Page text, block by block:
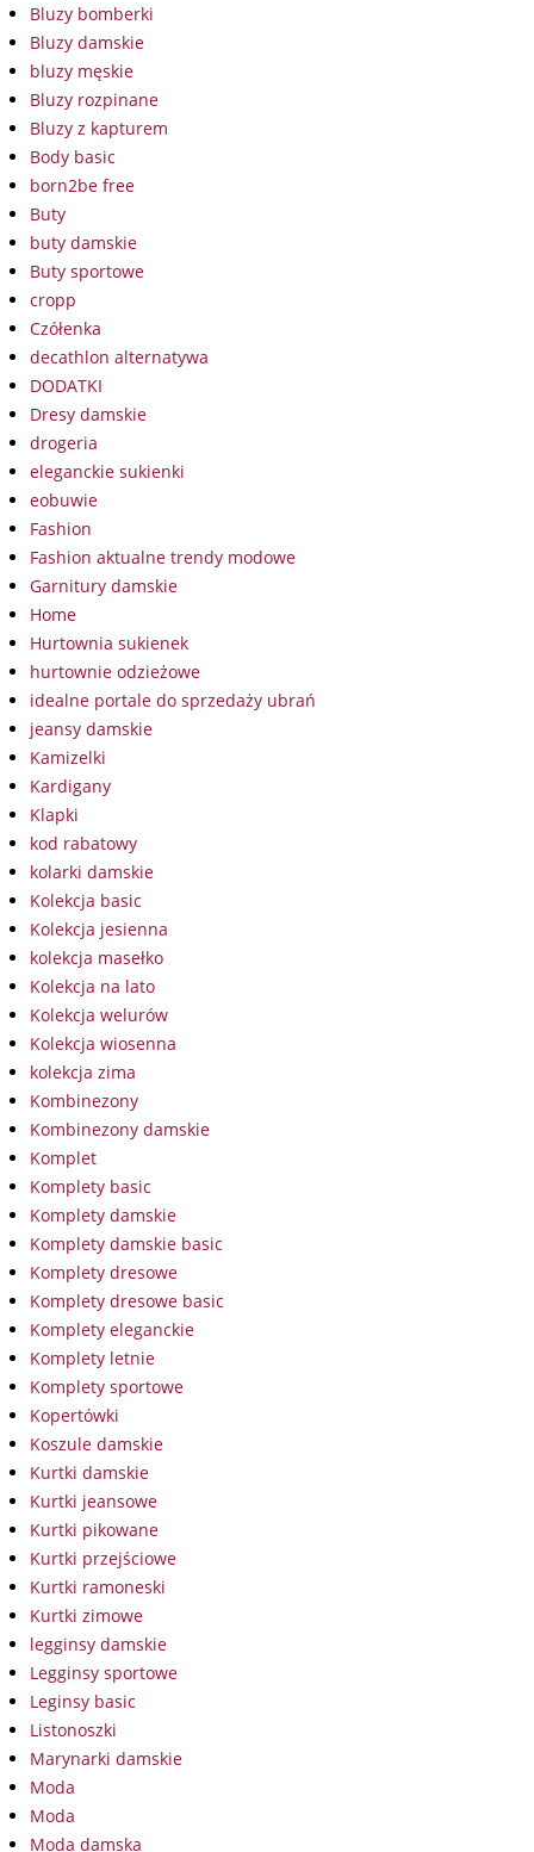
Bluzy bomberki
Bluzy damskie
bluzy męskie
Bluzy rozpinane
Bluzy z kapturem
Body basic
born2be free
Buty
buty damskie
Buty sportowe
cropp
Czółenka
decathlon alternatywa
DODATKI
Dresy damskie
drogeria
eleganckie sukienki
eobuwie
Fashion
Fashion aktualne trendy modowe
Garnitury damskie
Home
Hurtownia sukienek
hurtownie odzieżowe
idealne portale do sprzedaży ubrań
jeansy damskie
Kamizelki
Kardigany
Klapki
kod rabatowy
kolarki damskie
Kolekcja basic
Kolekcja jesienna
kolekcja masełko
Kolekcja na lato
Kolekcja welurów
Kolekcja wiosenna
kolekcja zima
Kombinezony
Kombinezony damskie
Komplet
Komplety basic
Komplety damskie
Komplety damskie basic
Komplety dresowe
Komplety dresowe basic
Komplety eleganckie
Komplety letnie
Komplety sportowe
Kopertówki
Koszule damskie
Kurtki damskie
Kurtki jeansowe
Kurtki pikowane
Kurtki przejściowe
Kurtki ramoneski
Kurtki zimowe
legginsy damskie
Legginsy sportowe
Leginsy basic
Listonoszki
Marynarki damskie
Moda
Moda
Moda damska